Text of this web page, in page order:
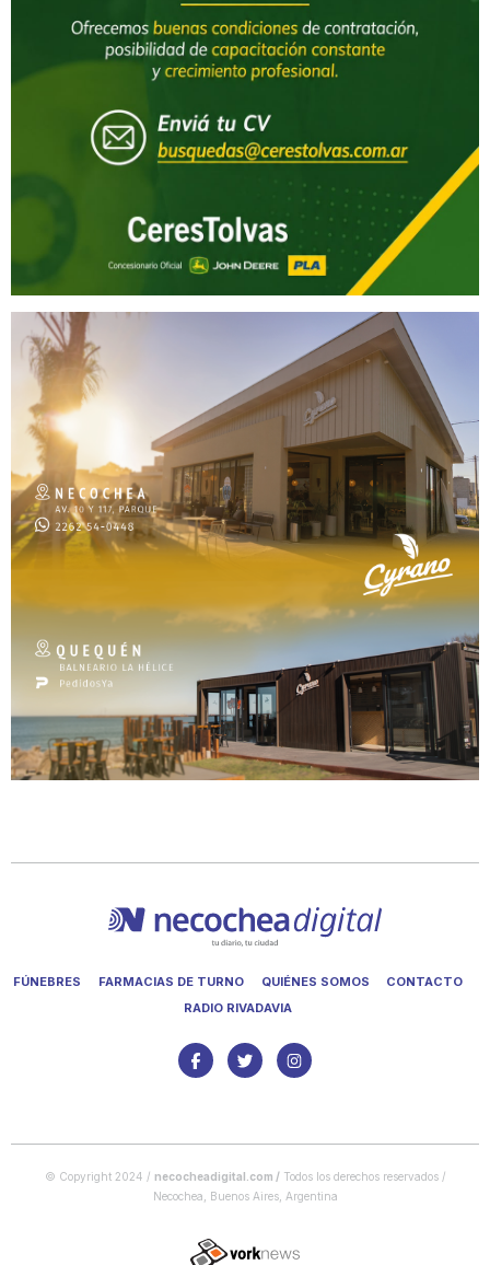
FÚNEBRES FARMACIAS DE TURNO QUIÉNES SOMOS
CONTACTO
RADIO RIVADAVIA
© Copyright 2024 / necocheadigital.com /Todos los derechos reservados /
Necochea, Buenos Aires, Argentina